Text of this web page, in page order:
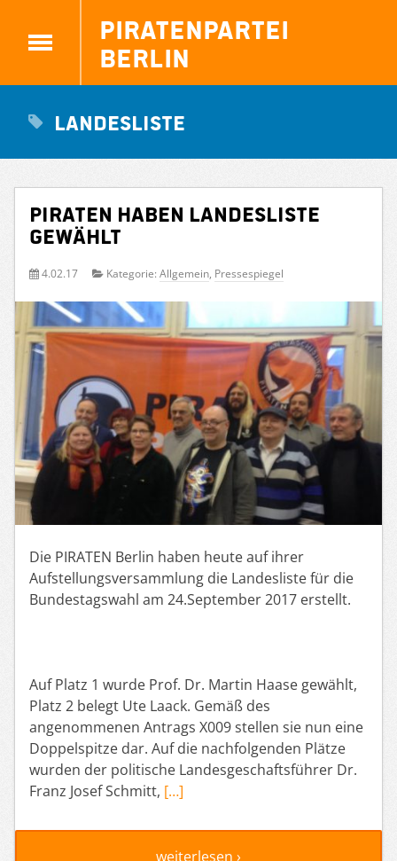
Piratenpartei
Berlin
Landesliste
PIRATEN haben Landesliste
gewählt
4.02.17 Kategorie: Allgemein, Pressespiegel
Die PIRATEN Berlin haben heute auf ihrer
Aufstellungsversammlung die Landesliste für die
Bundestagswahl am 24.September 2017 erstellt.
Auf Platz 1 wurde Prof. Dr. Martin Haase gewählt,
Platz 2 belegt Ute Laack. Gemäß des
angenommenen Antrags X009 stellen sie nun eine
Doppelspitze dar. Auf die nachfolgenden Plätze
wurden der politische Landesgeschaftsführer Dr.
Franz Josef Schmitt, […]
weiterlesen ›